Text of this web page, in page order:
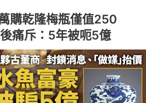
購乾隆梅瓶僅值250
痛斥：5年被呃5億